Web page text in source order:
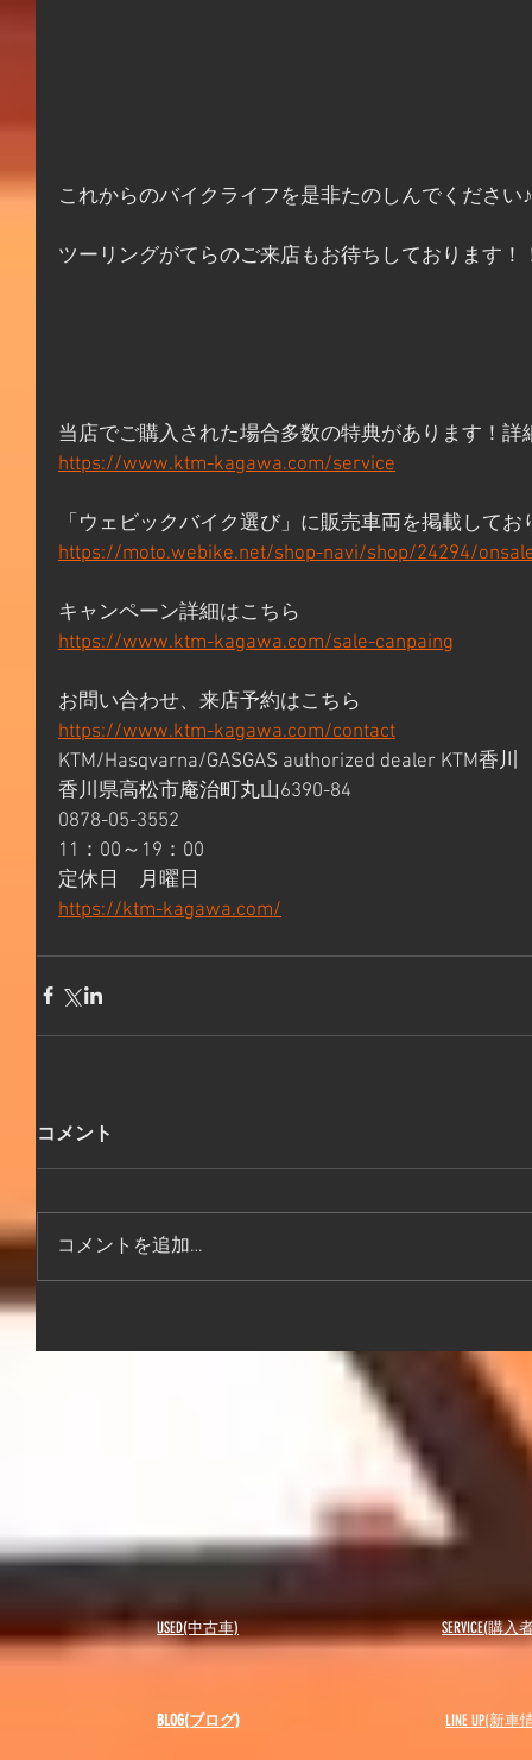
これからのバイクライフを是非たのしんでください♪
ツーリングがてらのご来店もお待ちしております！
当店でご購入された場合多数の特典があります！詳
https://www.ktm-kagawa.com/service
「ウェビックバイク選び」に販売車両を掲載してお
https://moto.webike.net/shop-navi/shop/24294/
キャンペーン詳細はこちら
https://www.ktm-kagawa.com/sale-canpaing
お問い合わせ、来店予約はこちら
https://www.ktm-kagawa.com/contact
KTM/Hasqvarna/GASGAS authorized dealer KTM香川
香川県高松市庵治町丸山6390-84
0878-05-3552
11：00～19：00
定休日　月曜日
https://ktm-kagawa.com/
コメント
コメントを追加…
USED(中古車) SERVICE(購
BLOG(ブログ) LINE UP(新車